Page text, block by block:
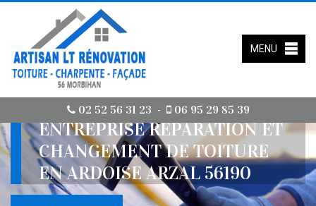
02 52 56 31 23 - 06 95 29 85 39
MENU
ENTREPRISE RÉPARATION ET
CHANGEMENT DE TOITURE
EN ARDOISE ARZAL 56190